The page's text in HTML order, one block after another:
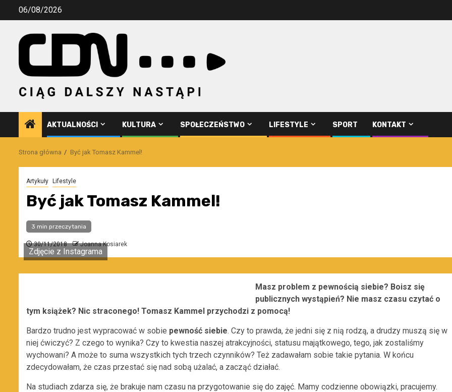
Przejdź06/08/2026
AKTUALNOŚCI KULTURA SPOŁECZEŃSTWO LIFESTYLE SPORT KONTAKT
Strona główna Być jak Tomasz Kammel!
Artykuły Lifestyle
Być jak Tomasz Kammel!
3 min przeczytania
30/11/2018 Joanna Kosiarek
Zdjęcie z Instagrama
Masz problem z pewnością siebie? Boisz się
publicznych wystąpień? Nie masz czasu czytać o
tym książek? Nic straconego! Tomasz Kammel przychodzi z pomocą!
Bardzo trudno jest wypracować w sobie pewność siebie. Czy to prawda, że jedni się z nią rodzą, a drudzy muszą się w
niej ćwiczyć? Z czego to wynika? Czy to kwestia naszej atrakcyjności, statusu majątkowego, tego, jak zostaliśmy
wychowani? A może to suma wszystkich tych trzech czynników? Też zadawałam sobie takie pytania. W końcu
zdecydowałam, że czas przestać się nad sobą użalać, a zacząć działać.
Na studiach zdarza się, że brakuje nam czasu na przygotowanie się do zajęć. Mamy codzienne obowiązki, pracujemy.